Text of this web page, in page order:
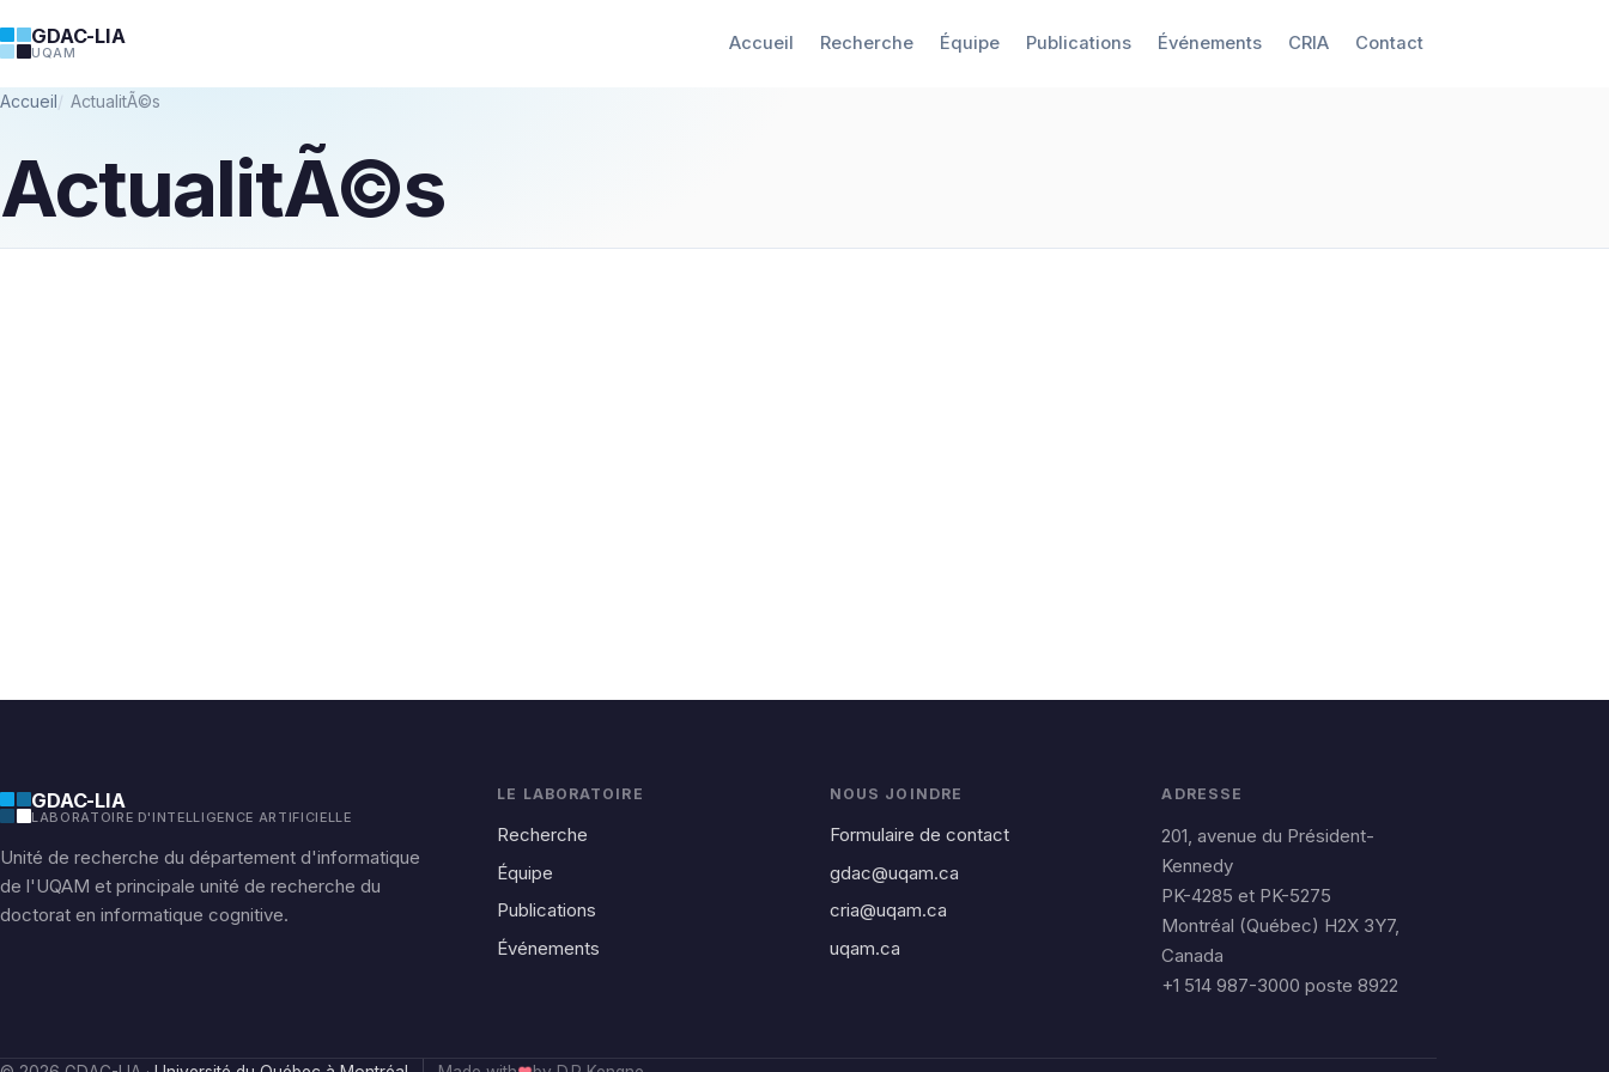
GDAC-LIA
UQAM Accueil Recherche Équipe Publications Événements CRIA Contact
Accueil ActualitÃ©s
ActualitÃ©s
GDAC-LIA
LABORATOIRE D'INTELLIGENCE ARTIFICIELLE
Unité de recherche du département d'informatique
de l'UQAM et principale unité de recherche du
doctorat en informatique cognitive.
LE LABORATOIRE
Recherche
Équipe
Publications
Événements
NOUS JOINDRE
Formulaire de contact
gdac@uqam.ca
cria@uqam.ca
uqam.ca
ADRESSE
201, avenue du Président-
Kennedy
PK-4285 et PK-5275
Montréal (Québec) H2X 3Y7,
Canada
+1 514 987-3000 poste 8922